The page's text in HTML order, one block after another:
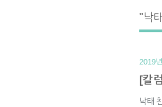
"낙
2019
[칼
낙태